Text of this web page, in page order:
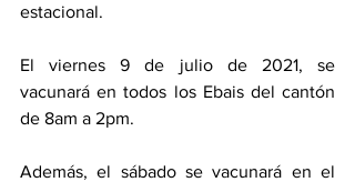
estacional.
El viernes 9 de julio de 2021, se
vacunará en todos los Ebais del cantón
de 8am a 2pm.
Además, el sábado se vacunará en el